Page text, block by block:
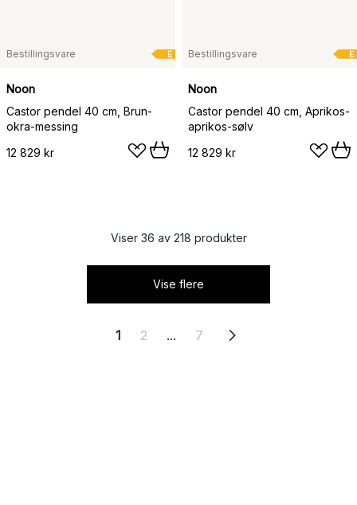
E
Bestillingsvare
Noon
Castor pendel 40 cm, Brun-
okra-messing
12 829 kr
E
Bestillingsvare
Noon
Castor pendel 40 cm, Aprikos-
aprikos-sølv
12 829 kr
Viser 36 av 218 produkter
Vise flere
1 2 ... 7